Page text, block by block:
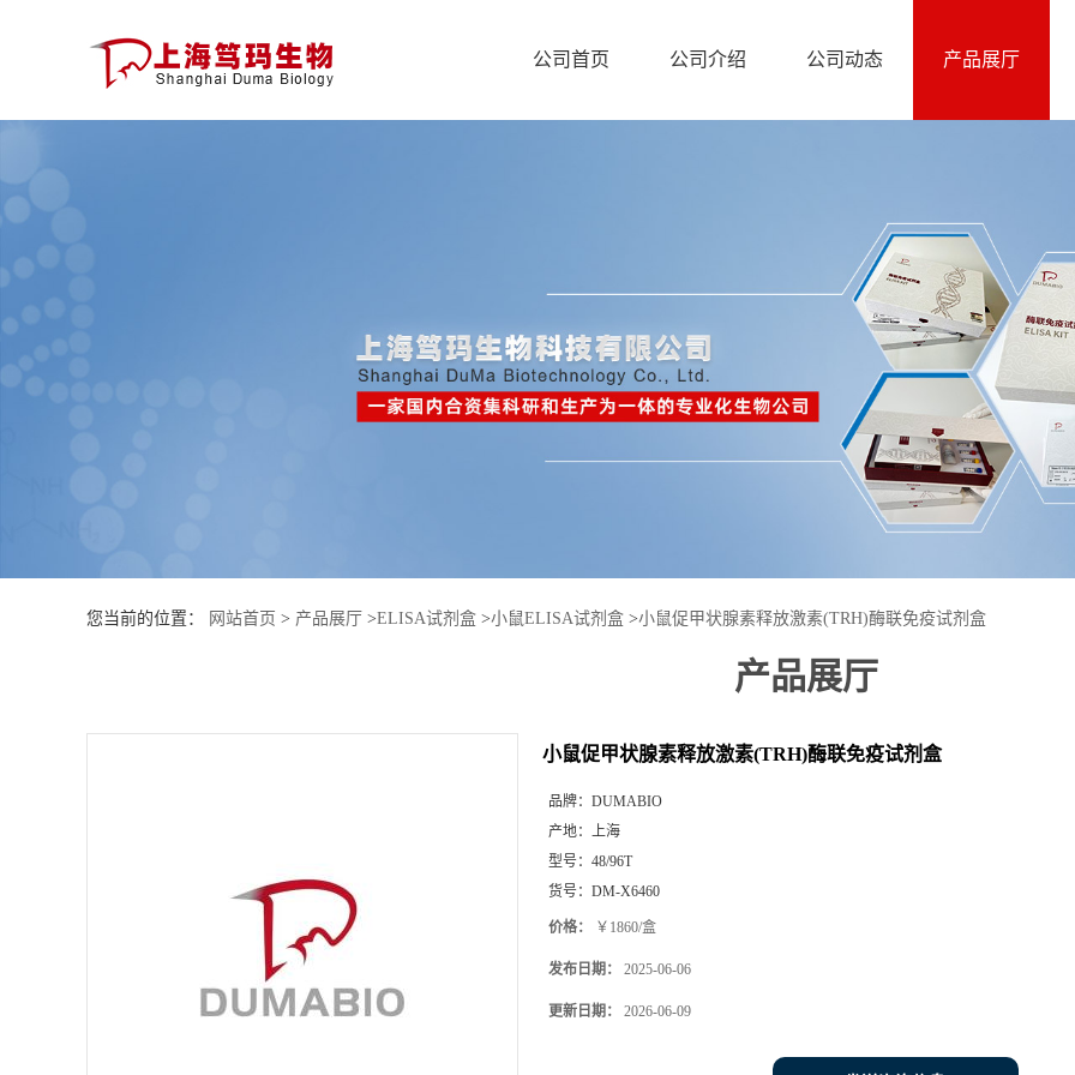
首
公司首页 公司介绍 公司动态 产品展厅
您当前的位置： 网站首页 > 产品展厅 >ELISA试剂盒 >小鼠ELISA试剂盒 >小鼠促甲状腺素释放激素(TRH)酶联免疫试剂盒
产品展厅
小鼠促甲状腺素释放激素(TRH)酶联免疫试剂盒
品牌： DUMABIO
产地：
上海
型号： 48/96T
货号： DM-X6460
价格： ￥1860/盒
发布日期： 2025-06-06
更新日期： 2026-06-09